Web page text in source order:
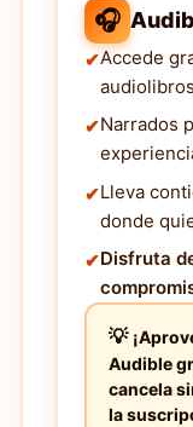
🎧
Accede
Narrados
Lleva
donde
Disfruta
Audible
cancela
la